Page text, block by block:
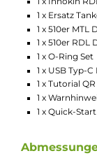
Aktivierung
3-Klick An/
2-Klick
360° Ring
und